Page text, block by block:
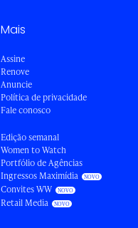
Mais
Assine
Renove
Anuncie
Política de privacidade
Fale conosco
Edição semanal
Women to Watch
Portfólio de Agências
Ingressos Maximídia
Convites WW
Retail Media